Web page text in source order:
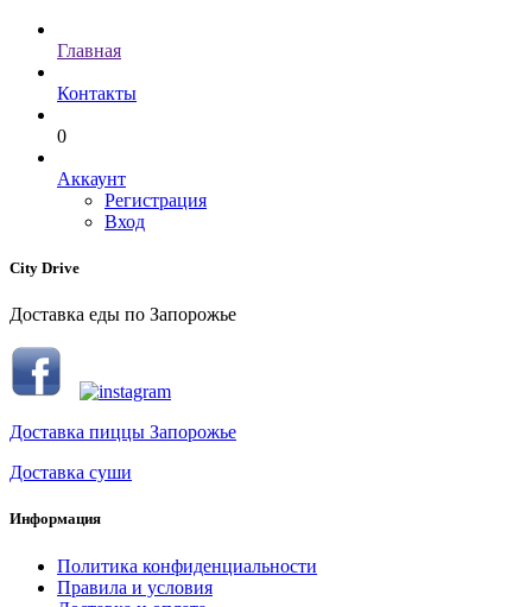
Главная
Контакты
0
Аккаунт
Регистрация
Вход
City Drive
Доставка еды по Запорожье
Доставка пиццы Запорожье
Доставка суши
Информация
Политика конфиденциальности
Правила и условия